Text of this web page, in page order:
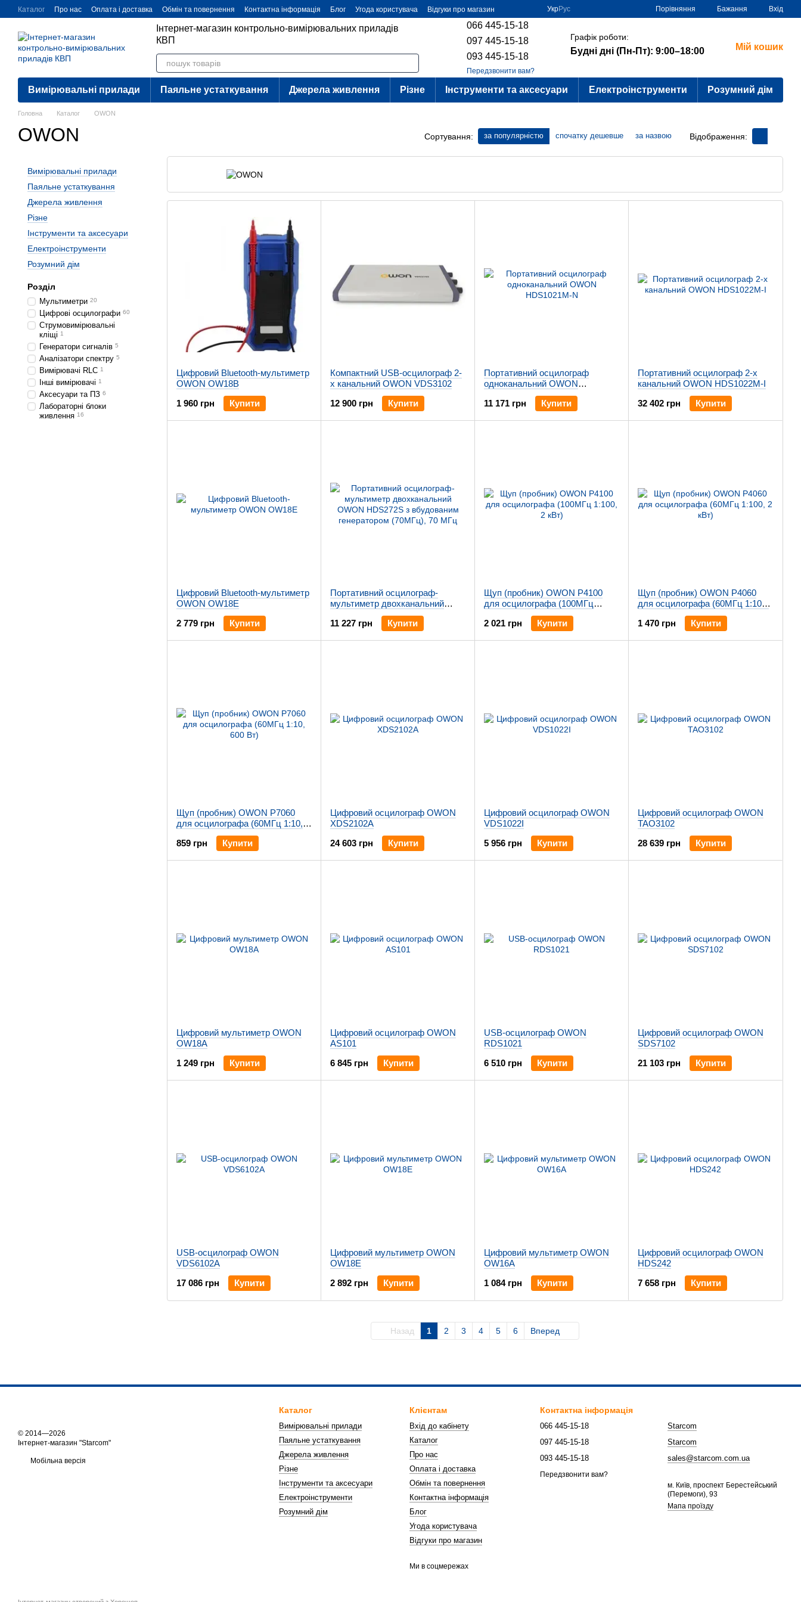
Перейти до основного контенту
Каталог Про нас Оплата і доставка Обмін та повернення Контактна інформація Блог Угода користувача Відгуки про магазин УкрРус Порівняння Бажання Вхід
Інтернет-магазин контрольно-вимірювальних приладів
КВП
066 445-15-18
097 445-15-18
093 445-15-18
Передзвонити вам?
Графік роботи:
Будні дні (Пн-Пт): 9:00–18:00 Мій кошик
Вимірювальні прилади Паяльне устаткування Джерела живлення Різне Інструменти та аксесуари Електроінструменти Розумний дім
Головна Каталог OWON
OWON Сортування: за популярністю спочатку дешевше за назвою Відображення:
Цифровий Bluetooth-мультиметр
OWON OW18B
1 960 грн
Купити
Компактний USB-осцилограф 2-
x канальний OWON VDS3102
12 900 грн
Купити
Портативний осцилограф
одноканальний OWON
HDS1021M-N
11 171 грн
Купити
Портативний осцилограф 2-x
канальний OWON HDS1022M-I
32 402 грн
Купити
Цифровий Bluetooth-мультиметр
OWON OW18E
2 779 грн
Купити
Портативний осцилограф-
мультиметр двохканальний
OWON HDS272S з вбудованим
генератором (70МГц)
11 227 грн Купити
Щуп (пробник) OWON P4100
для осцилографа (100МГц
1:100, 2 кВт)
2 021 грн
Купити
Щуп (пробник) OWON P4060
для осцилографа (60МГц 1:100,
1 470 грн
Купити
Щуп (пробник) OWON P7060
для осцилографа (60МГц 1:10,
859 грн
Купити
Цифровий осцилограф OWON
XDS2102A
24 603 грн
Купити
Цифровий осцилограф OWON
VDS1022I
5 956 грн
Купити
Цифровий осцилограф OWON
TAO3102
28 639 грн
Купити
Цифровий мультиметр OWON
OW18A
1 249 грн
Купити
Цифровий осцилограф OWON
AS101
6 845 грн
Купити
USB-осцилограф OWON
RDS1021
6 510 грн
Купити
Цифровий осцилограф OWON
SDS7102
21 103 грн
Купити
USB-осцилограф OWON
VDS6102A
17 086 грн
Купити
Цифровий мультиметр OWON
OW18E
2 892 грн
Купити
Цифровий мультиметр OWON
OW16A
1 084 грн
Купити
Цифровий осцилограф OWON
HDS242
7 658 грн
Купити
Назад 1 2 3 4 5 6 Вперед
Вимірювальні прилади
Паяльне устаткування
Джерела живлення
Різне
Інструменти та аксесуари
Електроінструменти
Розумний дім
Розділ
Мультиметри 20
Цифрові осцилографи 60
Струмовимірювальні
кліщі 1
Генератори сигналів 5
Аналізатори спектру 5
Вимірювачі RLC 1
Інші вимірювачі 1
Аксесуари та ПЗ 6
Лабораторні блоки
живлення 16
© 2014—2026
Інтернет-магазин "Starcom"
Мобільна версія
Каталог
Вимірювальні прилади
Паяльне устаткування
Джерела живлення
Різне
Інструменти та аксесуари
Електроінструменти
Розумний дім
Клієнтам
Вхід до кабінету
Каталог
Про нас
Оплата і доставка
Обмін та повернення
Контактна інформація
Блог
Угода користувача
Відгуки про магазин
Ми в соцмережах
Контактна інформація
066 445-15-18
097 445-15-18
093 445-15-18
Передзвонити вам?
Starcom
Starcom
sales@starcom.com.ua
м. Київ, проспект Берестейський
(Перемоги), 93
Мапа проїзду